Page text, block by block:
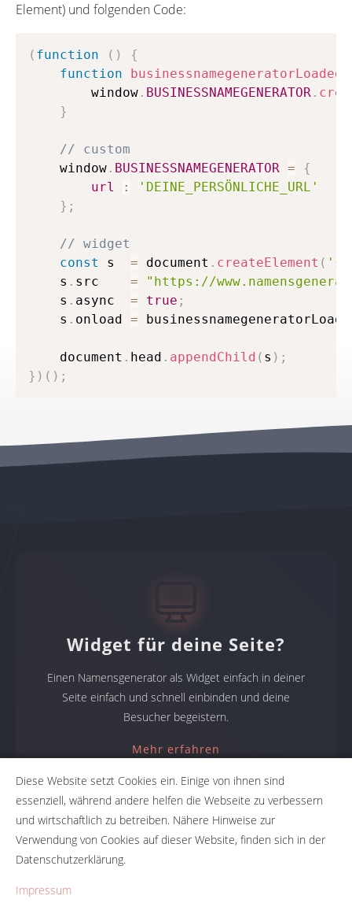
Element) und folgenden Code:
( function ( )
{
function
businessnamegeneratorLoaded
        window
. BUSINESSNAMEGENERATOR .
}
// custom
    window
. BUSINESSNAMEGENERATOR =
{
url
:
'DEINE_PERSÖNLICHE_URL'
} ;
// widget
const
s = document . createElement (
    s
. src =
"https://
    s
. async = true ;
    s
. onload =
    document
. head . appendChild ( s ) ;
} ) ( ) ;
Widget für deine Seite?
Einen Namensgenerator als Widget einfach in deiner
Seite einfach und schnell einbinden und deine
Besucher begeistern.
Mehr erfahren
Namensgeneratoren
Namensfindung mit NameRobot: Firmennamen, Produktnamen,
Projektnamen. Mit den Namensgeneratoren erhält du den
Diese Website setzt Cookies ein. Einige von ihnen sind
essenziell, während andere helfen die Webseite zu verbessern
und wirtschaftlich zu betreiben. Nähere Hinweise zur
Verwendung von Cookies auf dieser Website, finden sich in der
Datenschutzerklärung.
Impressum